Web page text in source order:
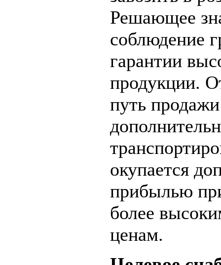
Решающее
соблюдение
гарантии
продукции.
путь
окупается
прибылью
более
ценам.